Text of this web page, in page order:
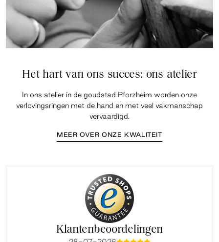
Het hart van ons succes: ons atelier
In ons atelier in de goudstad Pforzheim worden onze
verlovingsringen met de hand en met veel vakmanschap
vervaardigd.
MEER OVER ONZE KWALITEIT
Klantenbeoordelingen